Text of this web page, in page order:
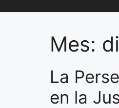
Mes:
La
en la